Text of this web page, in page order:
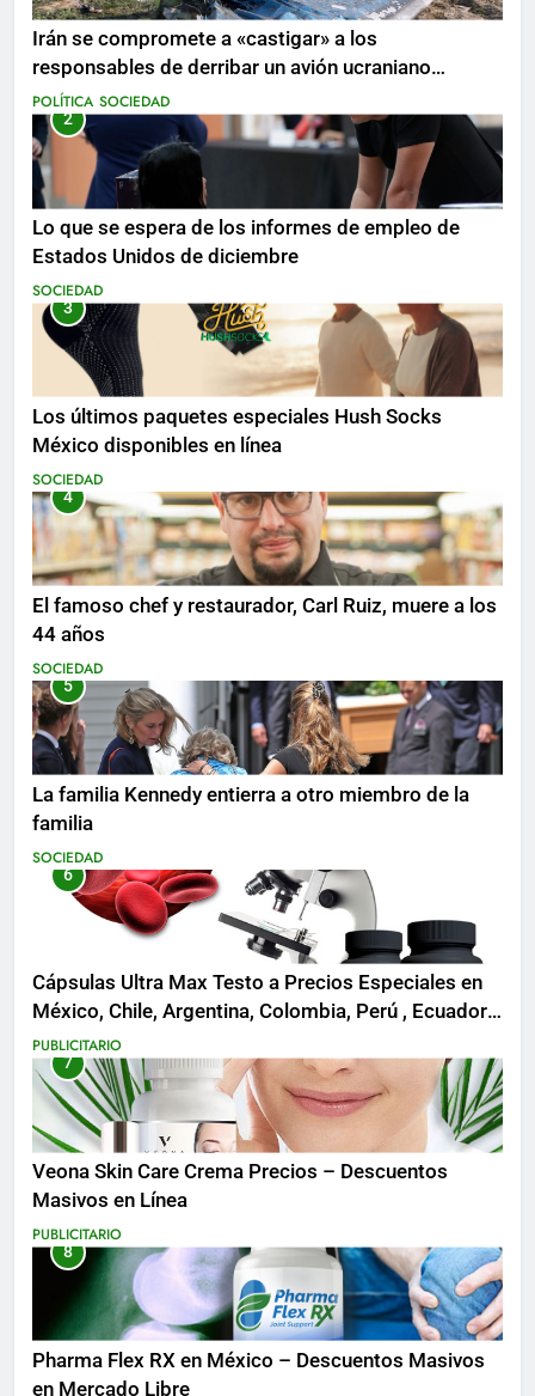
Irán se compromete a «castigar» a los
responsables de derribar un avión ucraniano
mientras se realizan arrestos
POLÍTICA SOCIEDAD
2
Lo que se espera de los informes de empleo de
Estados Unidos de diciembre
SOCIEDAD
3
Los últimos paquetes especiales Hush Socks
México disponibles en línea
SOCIEDAD
4
El famoso chef y restaurador, Carl Ruiz, muere a los
44 años
SOCIEDAD
5
La familia Kennedy entierra a otro miembro de la
familia
SOCIEDAD
6
Cápsulas Ultra Max Testo a Precios Especiales en
México, Chile, Argentina, Colombia, Perú , Ecuador,
Costa Rica y Más
PUBLICITARIO
7
Veona Skin Care Crema Precios – Descuentos
Masivos en Línea
PUBLICITARIO
8
Pharma Flex RX en México – Descuentos Masivos
en Mercado Libre